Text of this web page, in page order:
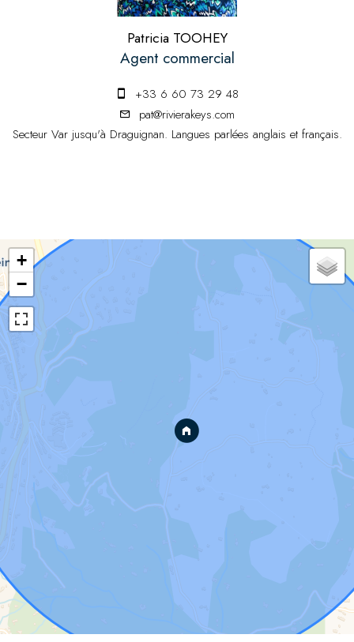
Patricia TOOHEY
Agent commercial
+33 6 60 73 29 48
pat@rivierakeys.com
Secteur Var jusqu'à Draguignan. Langues parlées anglais et français.
+
−